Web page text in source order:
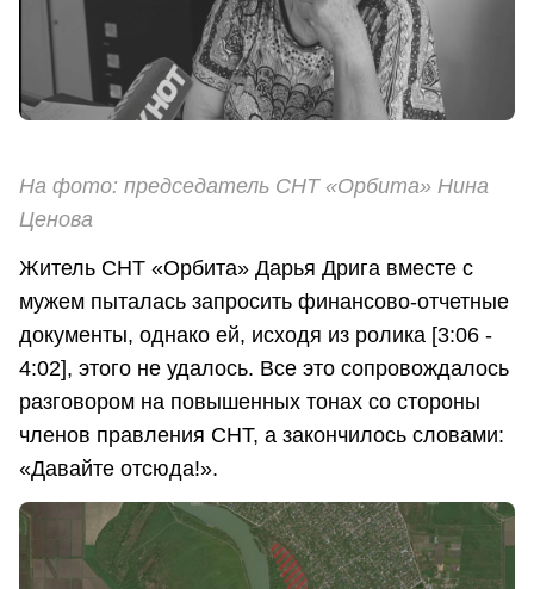
На фото: председатель СНТ «Орбита» Нина
Ценова
Житель СНТ «Орбита» Дарья Дрига вместе с
мужем пыталась запросить финансово-отчетные
документы, однако ей, исходя из ролика [3:06 -
4:02], этого не удалось. Все это сопровождалось
разговором на повышенных тонах со стороны
членов правления СНТ, а закончилось словами:
«Давайте отсюда!».